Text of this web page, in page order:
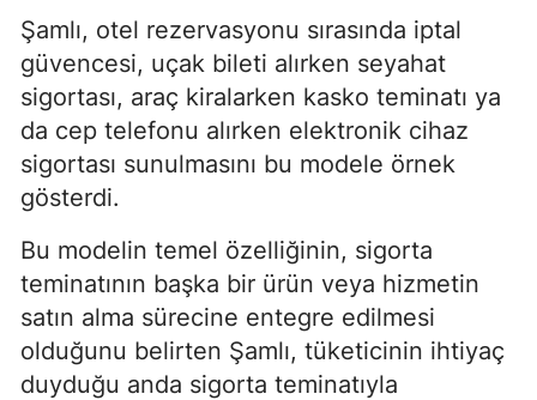
Şamlı, otel rezervasyonu sırasında iptal
güvencesi, uçak bileti alırken seyahat
sigortası, araç kiralarken kasko teminatı ya
da cep telefonu alırken elektronik cihaz
sigortası sunulmasını bu modele örnek
gösterdi.
Bu modelin temel özelliğinin, sigorta
teminatının başka bir ürün veya hizmetin
satın alma sürecine entegre edilmesi
olduğunu belirten Şamlı, tüketicinin ihtiyaç
duyduğu anda sigorta teminatıyla